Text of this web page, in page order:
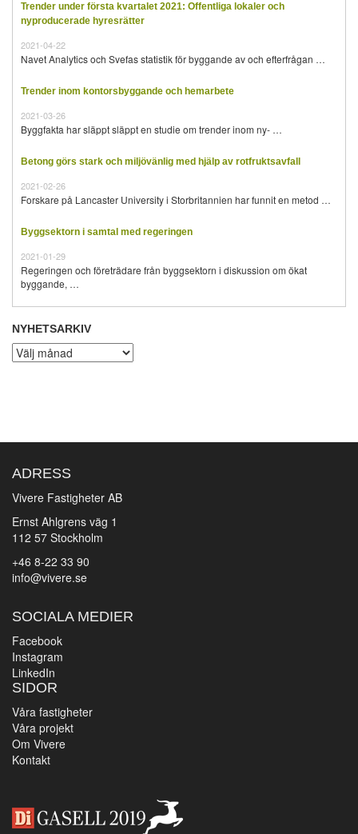
Trender under första kvartalet 2021: Offentliga lokaler och
nyproducerade hyresrätter
2021-04-22
Navet Analytics och Svefas statistik för byggande av och efterfrågan …
Trender inom kontorsbyggande och hemarbete
2021-03-26
Byggfakta har släppt släppt en studie om trender inom ny- …
Betong görs stark och miljövänlig med hjälp av rotfruktsavfall
2021-02-26
Forskare på Lancaster University i Storbritannien har funnit en metod …
Byggsektorn i samtal med regeringen
2021-01-29
Regeringen och företrädare från byggsektorn i diskussion om ökat
byggande, …
NYHETSARKIV
Nyhetsarkiv
ADRESS
Vivere Fastigheter AB
Ernst Ahlgrens väg 1
112 57 Stockholm
+46 8-22 33 90
info@vivere.se
SOCIALA MEDIER
Facebook
Instagram
LinkedIn
SIDOR
Våra fastigheter
Våra projekt
Om Vivere
Kontakt